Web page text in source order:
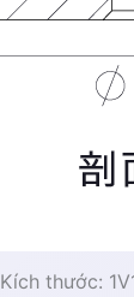
Kích thước: